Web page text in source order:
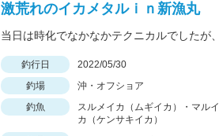
激荒れのイカメタルｉｎ新漁丸
釣行日 2022/05/30
釣場
沖・オフショア
釣魚
スルメイカ（ムギイカ）・マルイ
カ（ケンサキイカ）